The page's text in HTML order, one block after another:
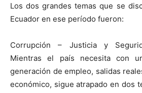
Los dos grandes temas que se
Ecuador en ese período fueron:
Corrupción – Justicia y
Mientras el país necesita con
generación de empleo, salidas
económico, sigue atrapado en dos